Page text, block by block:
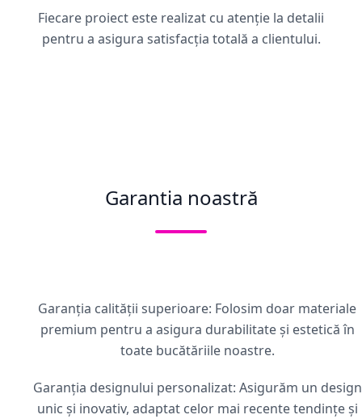
Fiecare proiect este realizat cu atenție la detalii
pentru a asigura satisfacția totală a clientului.
Garantia noastră
Garanția calității superioare: Folosim doar materiale
premium pentru a asigura durabilitate și estetică în
toate bucătăriile noastre.
Garanția designului personalizat: Asigurăm un design
unic și inovativ, adaptat celor mai recente tendințe și